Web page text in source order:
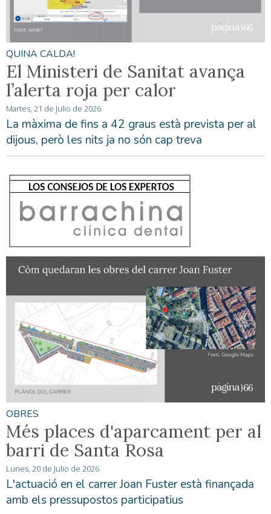
QUINA CALDA!
El Ministeri de Sanitat avança
l’alerta roja per calor
Martes, 21 de Julio de 2026
La màxima de fins a 42 graus està prevista per al
dijous, però les nits ja no són cap treva
OBRES
Més places d'aparcament per al
barri de Santa Rosa
Lunes, 20 de Julio de 2026
L'actuació en el carrer Joan Fuster està finançada
amb els pressupostos participatius